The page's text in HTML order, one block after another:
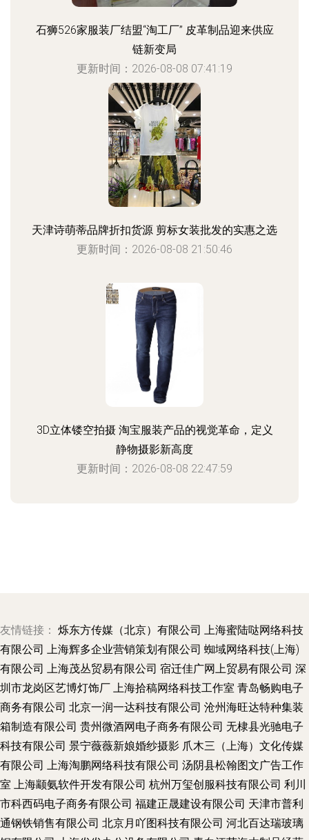
石狮526家服装厂结盟“淘工厂” 皮革制品迎来供应
链新变局
更新时间：2026-08-08 07:41:19
天津诗萌蒂品牌折扣货源 剪标女装批发的实惠之选
更新时间：2026-08-08 21:50:46
3D立体镂空拍摄 淘宝服装产品的视觉革命，定义
静物摄影新高度
更新时间：2026-08-08 22:47:59
友情链接： 烁东方传媒（北京）有限公司 上海蜜陆哒网络科技
有限公司 上海辉多企业营销策划有限公司 蜘域网络科技(上海)
有限公司 上海茂丛贸易有限公司 宿迁佳广网上贸易有限公司 深
圳市龙岗区艺博灯饰厂 上海拾稿网络科技工作室 青岛畅购电子
商务有限公司 北京一润一达科技有限公司 沧州海旺达特种集装
箱制造有限公司 贵州微酒网电子商务有限公司 无棣县光驰电子
科技有限公司 景宁薇薇新娘婚纱摄影 爪木三（上海）文化传媒
有限公司 上海淘鹏网络科技有限公司 汤阴县松翰图文广告工作
室 上海颛氨软件开发有限公司 杭州万玺创服科技有限公司 利川
市科西码电子商务有限公司 福建正晟建设有限公司 天津市普利
通钢铁销售有限公司 北京月吖图科技有限公司 河北百达瑞玻璃